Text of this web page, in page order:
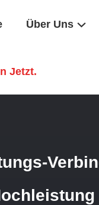
Über Uns
Jetzt.